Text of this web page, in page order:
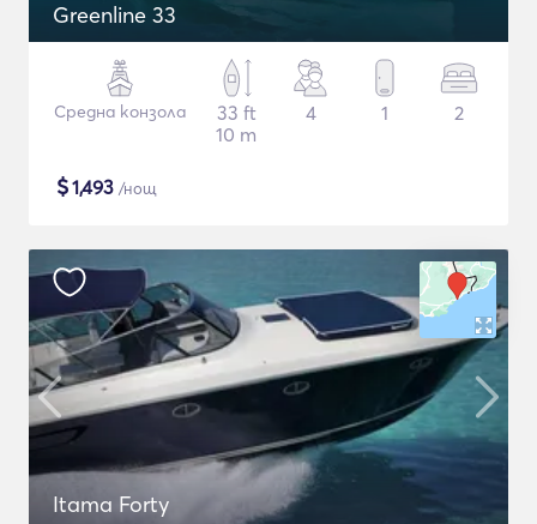
Greenline 33
Средна конзола
33 ft
10 m
4 1 2
$1,493 /нощ
Itama Forty